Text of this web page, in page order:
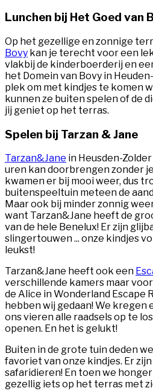
Lunchen bij Het Goed van
Op het gezellige en zonnige
Bovy kan je terecht voor een
vlakbij de kinderboerderij en
het Domein van Bovy in
plek om met kindjes te komen
kunnen ze buiten spelen of de
jij geniet op het terras.
Spelen bij Tarzan & Jane
Tarzan&Jane in Heusden-
uren kan doorbrengen zonder
kwamen er bij mooi weer, dus
buitenspeeltuin meteen de
Maar ook bij minder zonnig
want Tarzan&Jane heeft de
van de hele Benelux! Er zijn
slingertouwen ... onze kindjes
leukst!
Tarzan&Jane heeft ook een
verschillende kamers maar
de Alice in Wonderland Escape
hebben wij gedaan! We kregen
ons vieren alle raadsels op te
openen. En het is gelukt!
Buiten in de grote tuin deden
favoriet van onze kindjes. Er
safaridieren! En toen we
gezellig iets op het terras met